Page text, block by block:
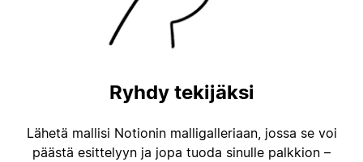
Ryhdy tekijäksi
Lähetä mallisi Notionin malligalleriaan, jossa se voi
päästä esittelyyn ja jopa tuoda sinulle palkkion –